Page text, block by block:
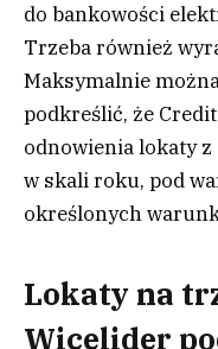
do bankowości
Trzeba również
Maksymalnie
podkreślić, że
odnowienia lokaty
w skali roku, pod
określonych
Lokaty na
Wicelider